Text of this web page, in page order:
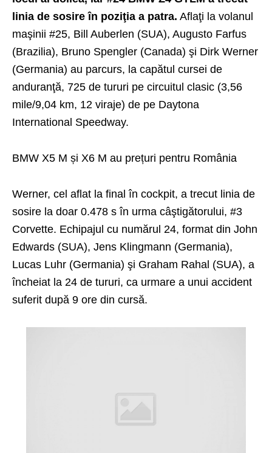
linia de sosire în poziţia a patra. Aflaţi la volanul
maşinii #25, Bill Auberlen (SUA), Augusto Farfus
(Brazilia), Bruno Spengler (Canada) şi Dirk Werner
(Germania) au parcurs, la capătul cursei de
anduranţă, 725 de tururi pe circuitul clasic (3,56
mile/9,04 km, 12 viraje) de pe Daytona
International Speedway.
BMW X5 M și X6 M au prețuri pentru România
Werner, cel aflat la final în cockpit, a trecut linia de
sosire la doar 0.478 s în urma câştigătorului, #3
Corvette. Echipajul cu numărul 24, format din John
Edwards (SUA), Jens Klingmann (Germania),
Lucas Luhr (Germania) şi Graham Rahal (SUA), a
încheiat la 24 de tururi, ca urmare a unui accident
suferit după 9 ore din cursă.